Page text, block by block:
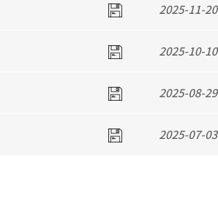
2025-11-20
2025-10-10
2025-08-29
2025-07-03